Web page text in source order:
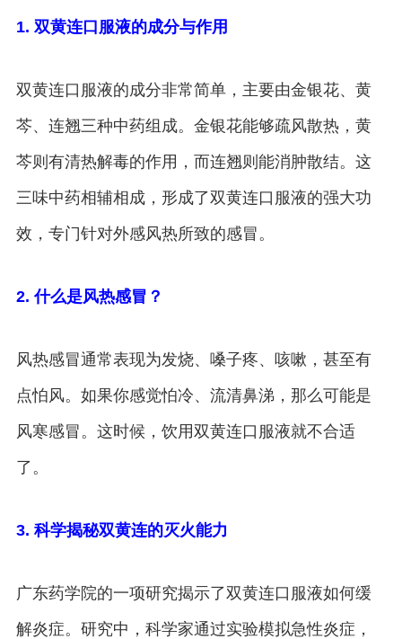
1. 双黄连口服液的成分与作用
双黄连口服液的成分非常简单，主要由金银花、黄
芩、连翘三种中药组成。金银花能够疏风散热，黄
芩则有清热解毒的作用，而连翘则能消肿散结。这
三味中药相辅相成，形成了双黄连口服液的强大功
效，专门针对外感风热所致的感冒。
2. 什么是风热感冒？
风热感冒通常表现为发烧、嗓子疼、咳嗽，甚至有
点怕风。如果你感觉怕冷、流清鼻涕，那么可能是
风寒感冒。这时候，饮用双黄连口服液就不合适
了。
3. 科学揭秘双黄连的灭火能力
广东药学院的一项研究揭示了双黄连口服液如何缓
解炎症。研究中，科学家通过实验模拟急性炎症，